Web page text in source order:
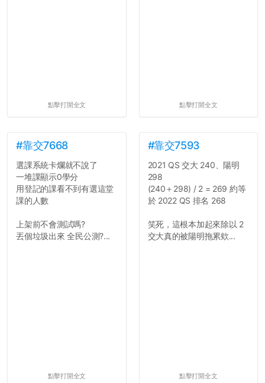
點擊打開全文 點擊打開全文
#靠交7668
選課系統卡爛就不說了
一堆課顯示0學分
用登記的課看不到有選這堂
課的人數
上架前不會測試嗎?
丟個垃圾出來 全民公測?...
點擊打開全文
#靠交7593
2021 QS 交大 240、陽明
298
(240＋298) / 2 = 269 約等
於 2022 QS 排名 268
笑死，這根本加起來除以 2
交大真的被陽明拖累欸...
點擊打開全文